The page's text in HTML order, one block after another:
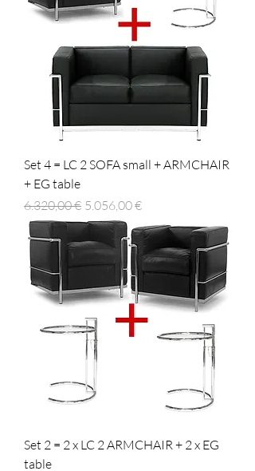
Set 4 = LC 2 SOFA small + ARMCHAIR
+ EG table
Regulær pris
6.320,00 € Salgspris
5.056,00 €
Set 2 = 2 x LC 2 ARMCHAIR + 2 x EG
table